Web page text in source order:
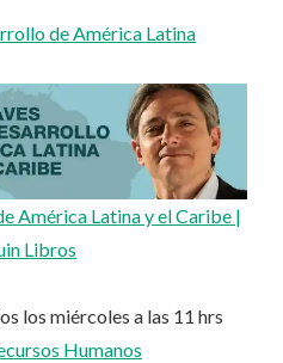
de América Latina
América Latina y el Caribe |
Libros
los miércoles a las 11 hrs
Humanos